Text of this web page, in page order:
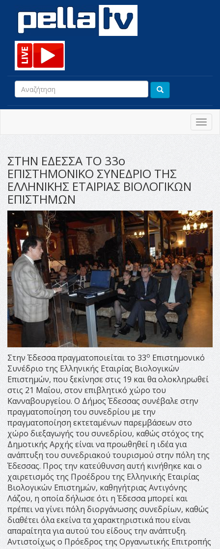
ΣΤΗΝ ΕΔΕΣΣΑ ΤΟ 33ο
ΕΠΙΣΤΗΜΟΝΙΚΟ ΣΥΝΕΔΡΙΟ ΤΗΣ
ΕΛΛΗΝΙΚΗΣ ΕΤΑΙΡΙΑΣ ΒΙΟΛΟΓΙΚΩΝ
ΕΠΙΣΤΗΜΩΝ
Στην Έδεσσα πραγματοποιείται το 33ο Επιστημονικό
Συνέδριο της Ελληνικής Εταιρίας Βιολογικών
Επιστημών, που ξεκίνησε στις 19 και θα ολοκληρωθεί
στις 21 Μαΐου, στον επιβλητικό χώρο του
Κανναβουργείου. Ο Δήμος Έδεσσας συνέβαλε στην
πραγματοποίηση του συνεδρίου με την
πραγματοποίηση εκτεταμένων παρεμβάσεων στο
χώρο διεξαγωγής του συνεδρίου, καθώς στόχος της
Δημοτικής Αρχής είναι να προωθηθεί η ιδέα για
ανάπτυξη του συνεδριακού τουρισμού στην πόλη της
Έδεσσας. Προς την κατεύθυνση αυτή κινήθηκε και ο
χαιρετισμός της Προέδρου της Ελληνικής Εταιρίας
Βιολογικών Επιστημών, καθηγήτριας Αντιγόνης
Λάζου, η οποία δήλωσε ότι η Έδεσσα μπορεί και
πρέπει να γίνει πόλη διοργάνωσης συνεδρίων, καθώς
διαθέτει όλα εκείνα τα χαρακτηριστικά που είναι
απαραίτητα για αυτού του είδους την ανάπτυξη.
Αντιστοίχως ο Πρόεδρος της Οργανωτικής Επιτροπής